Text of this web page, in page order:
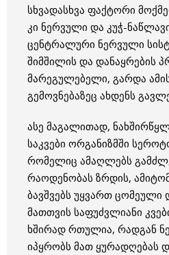
სხვადასხვა ფაქტორი
კი ნერვული და კუჭ-
ცენტრალური ნერვული
შიმშილის და დანაყრების
მარეგულებელი, გარდა
გემოვნებაზეც ახდენს
ასე მაგალითად,
საკვები ორგანიზმში
რომელიც ამაღლებს
რაოდენობას ზრდის,
ბავშვებს უყვართ
მათთვის საფუძვლიანი
ხშირად რთულია, რადგან
იპყრობს მათ ყურადღებას